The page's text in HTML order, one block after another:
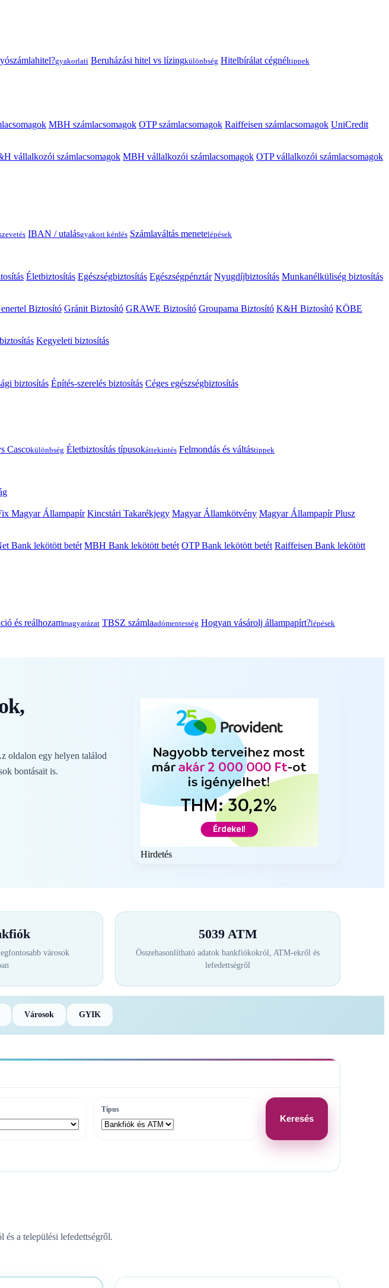
gyakorlati Beruházási hitel vs lízingkülönbség Hitelbírálat cégnéltippek
MBH számlacsomagok OTP számlacsomagok Raiffeisen számlacsomagok UniCredit
vállalkozói számlacsomagok MBH vállalkozói számlacsomagok OTP vállalkozói számlacsomagok
IBAN / utalásgyakori kérdés Számlaváltás menetelépések
Életbiztosítás Egészségbiztosítás Egészségpénztár Nyugdíjbiztosítás Munkanélküliség biztosítás
Biztosító Gránit Biztosító GRAWE Biztosító Groupama Biztosító K&H Biztosító KÖBE
Kegyeleti biztosítás
biztosítás Építés-szerelés biztosítás Céges egészségbiztosítás
Cascokülönbség Életbiztosítás típusokáttekintés Felmondás és váltástippek
Magyar Állampapír Kincstári Takarékjegy Magyar Államkötvény Magyar Állampapír Plusz
Bank lekötött betét MBH Bank lekötött betét OTP Bank lekötött betét Raiffeisen Bank lekötött
és reálhozammagyarázat TBSZ számlaadómentesség Hogyan vásárolj állampapírt?lépések
oldalon egy helyen találod
bontásait is.
Hirdetés
városok
5039 ATM
Összehasonlítható adatok bankfiókokról, ATM-ekről és
lefedettségről
Városok GYIK
Típus
Keresés
a települési lefedettségről.